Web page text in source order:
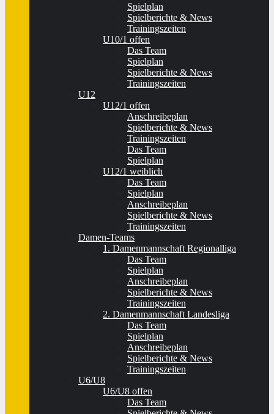
Spielplan
Spielberichte & News
Trainingszeiten
U10/1 offen
Das Team
Spielplan
Spielberichte & News
Trainingszeiten
U12
U12/1 offen
Anschreibeplan
Spielberichte & News
Trainingszeiten
Das Team
Spielplan
U12/1 weiblich
Das Team
Spielplan
Anschreibeplan
Spielberichte & News
Trainingszeiten
Damen-Teams
1. Damenmannschaft Regionalliga
Das Team
Spielplan
Anschreibeplan
Spielberichte & News
Trainingszeiten
2. Damenmannschaft Landesliga
Das Team
Spielplan
Anschreibeplan
Spielberichte & News
Trainingszeiten
U6/U8
U6/U8 offen
Das Team